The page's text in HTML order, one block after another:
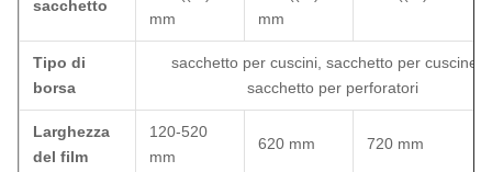
sacchetto
mm
mm
Tipo di
borsa
sacchetto per cuscini, sacchetto per
sacchetto per perforatori
Larghezza
del film
120-520
mm
620 mm 720 mm